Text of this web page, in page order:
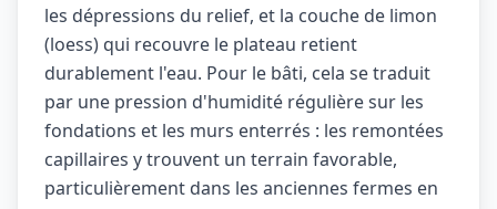
les dépressions du relief, et la couche de limon
(loess) qui recouvre le plateau retient
durablement l'eau. Pour le bâti, cela se traduit
par une pression d'humidité régulière sur les
fondations et les murs enterrés : les remontées
capillaires y trouvent un terrain favorable,
particulièrement dans les anciennes fermes en